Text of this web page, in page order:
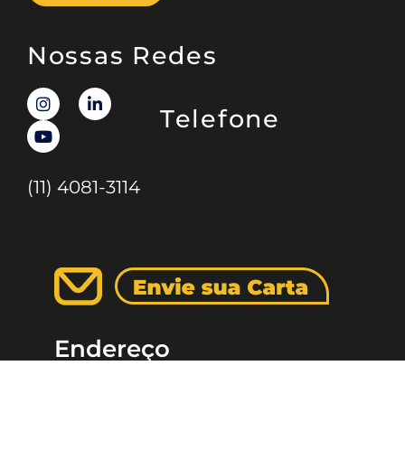
Nossas Redes
Telefone
(11) 4081-3114
Endereço